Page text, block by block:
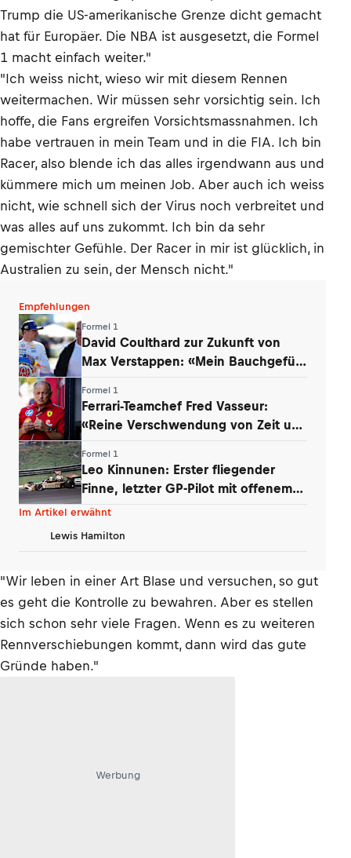
Trump die US-amerikanische Grenze dicht gemacht
hat für Europäer. Die NBA ist ausgesetzt, die Formel
1 macht einfach weiter."
"Ich weiss nicht, wieso wir mit diesem Rennen
weitermachen. Wir müssen sehr vorsichtig sein. Ich
hoffe, die Fans ergreifen Vorsichtsmassnahmen. Ich
habe vertrauen in mein Team und in die FIA. Ich bin
Racer, also blende ich das alles irgendwann aus und
kümmere mich um meinen Job. Aber auch ich weiss
nicht, wie schnell sich der Virus noch verbreitet und
was alles auf uns zukommt. Ich bin da sehr
gemischter Gefühle. Der Racer in mir ist glücklich, in
Australien zu sein, der Mensch nicht."
Empfehlungen
Formel 1
David Coulthard zur Zukunft von
Max Verstappen: «Mein Bauchgefühl
Formel 1
Ferrari-Teamchef Fred Vasseur:
«Reine Verschwendung von Zeit und
Formel 1
Leo Kinnunen: Erster fliegender
Finne, letzter GP-Pilot mit offenem
Helm
Im Artikel erwähnt
Lewis Hamilton
"Wir leben in einer Art Blase und versuchen, so gut
es geht die Kontrolle zu bewahren. Aber es stellen
sich schon sehr viele Fragen. Wenn es zu weiteren
Rennverschiebungen kommt, dann wird das gute
Gründe haben."
Werbung